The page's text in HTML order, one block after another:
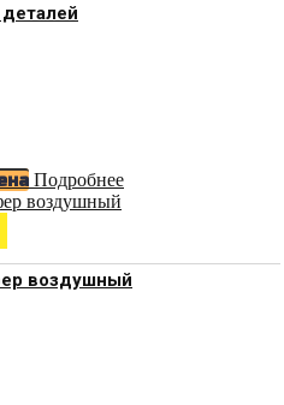
Подробнее
воздушный